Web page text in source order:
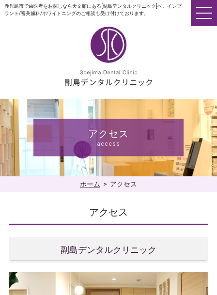
鹿児島市で歯医者をお探しなら天文館にある[副島デンタルクリニック]へ。インプ
ラント/審美歯科/ホワイトニングのご相談も受け付けております。
アクセス
access
ホーム > アクセス
アクセス
副島デンタルクリニック